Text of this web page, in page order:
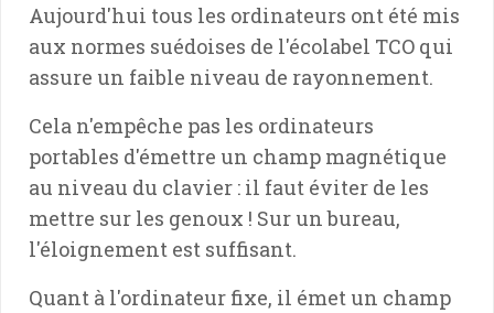
Aujourd'hui tous les ordinateurs ont été mis
aux normes suédoises de l'écolabel TCO qui
assure un faible niveau de rayonnement.
Cela n'empêche pas les ordinateurs
portables d'émettre un champ magnétique
au niveau du clavier : il faut éviter de les
mettre sur les genoux ! Sur un bureau,
l'éloignement est suffisant.
Quant à l'ordinateur fixe, il émet un champ